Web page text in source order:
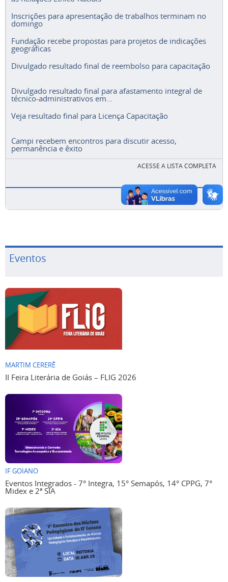
Inscrições para apresentação de trabalhos terminam no
domingo
Fundação recebe propostas para projetos de indicações
geográficas
Divulgado resultado final de reembolso para capacitação
Divulgado resultado final para afastamento integral de
técnico-administrativos em...
Veja resultado final para Licença Capacitação
Campi recebem encontros para discutir acesso,
permanência e êxito
ACESSE A LISTA COMPLETA
Eventos
MARTIM CERERÊ
II Feira Literária de Goiás – FLIG 2026
IF GOIANO
Eventos Integrados - 7° Integra, 15° Semapós, 14° CPPG, 7°
Midex e 2ª SIA